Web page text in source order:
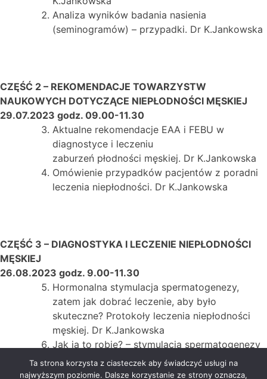
Analiza wyników badania nasienia
(seminogramów) – przypadki. Dr K.Jankowska
CZĘŚĆ 2 – REKOMENDACJE TOWARZYSTW
NAUKOWYCH DOTYCZĄCE NIEPŁODNOŚCI MĘSKIEJ
29.07.2023 godz. 09.00-11.30
Aktualne rekomendacje EAA i FEBU w
diagnostyce i leczeniu
zaburzeń płodności męskiej. Dr K.Jankowska
Omówienie przypadków pacjentów z poradni
leczenia niepłodności. Dr K.Jankowska
CZĘŚĆ 3 – DIAGNOSTYKA I LECZENIE NIEPŁODNOŚCI
MĘSKIEJ
26.08.2023 godz. 9.00-11.30
Hormonalna stymulacja spermatogenezy,
zatem jak dobrać leczenie, aby było
skuteczne? Protokoły leczenia niepłodności
męskiej. Dr K.Jankowska
Jak ja to robię? – stymulacja spermatogenezy
może być skuteczna nawet w azoospermii. Dr
K.Jankowska
Ta strona korzysta z ciasteczek aby świadczyć usługi na
najwyższym poziomie. Dalsze korzystanie ze strony oznacza,